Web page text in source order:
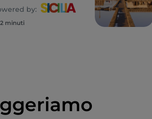
by:
2 minuti